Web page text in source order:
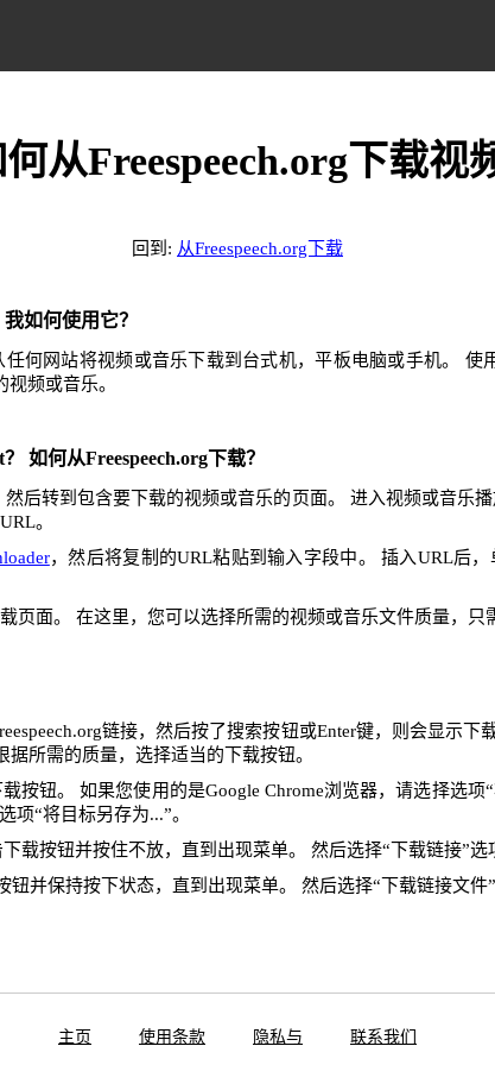
从Freespeech.org下载视
回到: 从Freespeech.org下载
如何使用它？
任何网站将视频或音乐下载到台式机，平板电脑或手机。 使
频或音乐。
如何从Freespeech.org下载？
然后转到包含要下载的视频或音乐的页面。 进入视频或音乐
。
，然后将复制的URL粘贴到输入字段中。 插入URL后
页面。 在这里，您可以选择所需的视频或音乐文件质量，只
链接，然后按了搜索按钮或Enter键，则会显示下
所需的质量，选择适当的下载按钮。
按钮。 如果您使用的是Google Chrome浏览器，请选择选项
项“将目标另存为...”。
载按钮并按住不放，直到出现菜单。 然后选择“下载链接”选
钮并保持按下状态，直到出现菜单。 然后选择“下载链接文件”
主页 使用条款 隐私与 联系我们